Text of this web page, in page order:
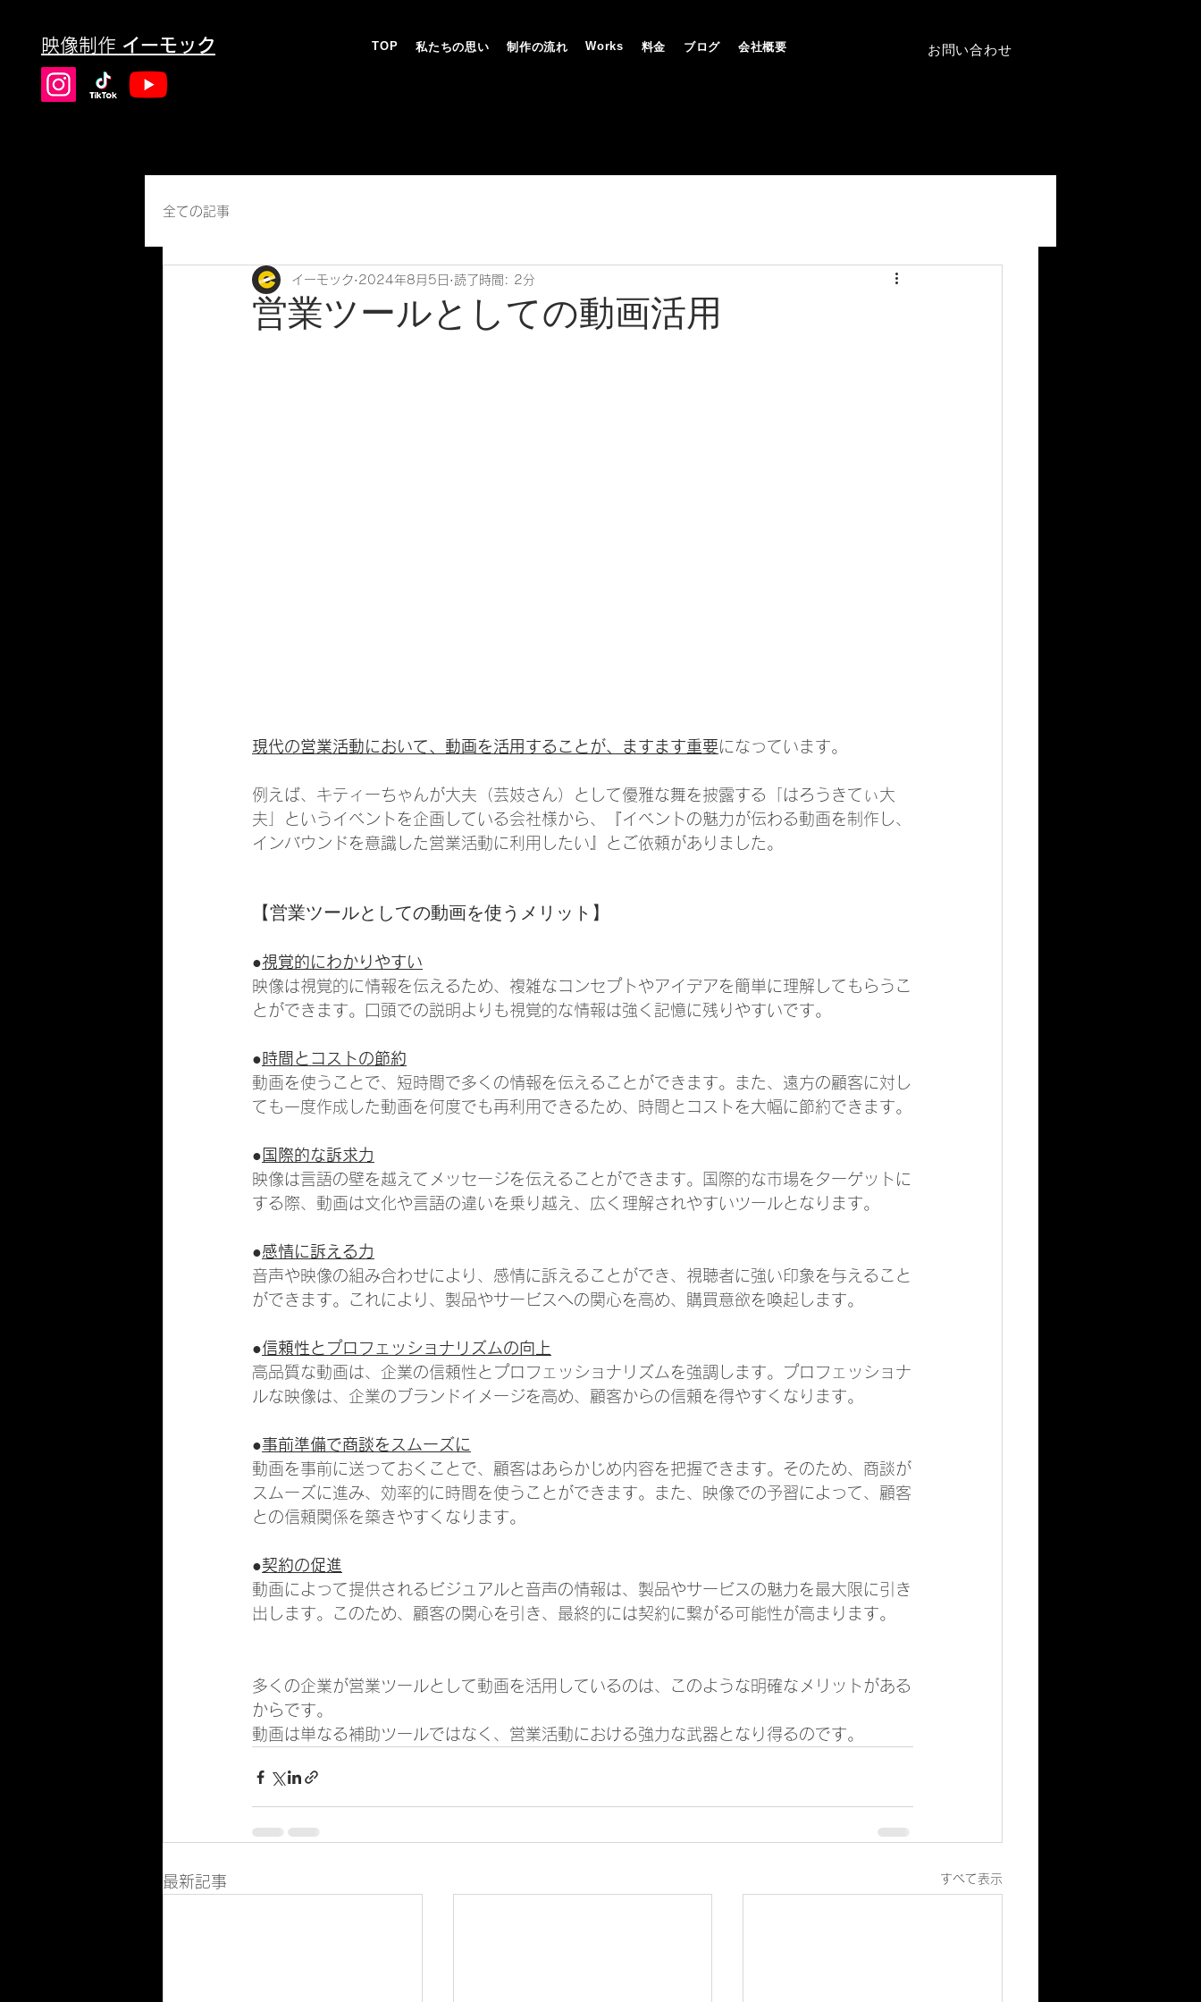
映像制作 イーモック TOP 私たちの思い 制作の流れ Works 料金 ブログ 会社概要 お問い合わせ
全ての記事
営業ツールとしての動画活用
イーモック 2024年8月5日 読了時間: 2分
現代の営業活動において、動画を活用することが、ますます重要になっています。
例えば、キティーちゃんが大夫（芸妓さん）として優雅な舞を披露する「はろうきてぃ大
夫」というイベントを企画している会社様から、『イベントの魅力が伝わる動画を制作し、
インバウンドを意識した営業活動に利用したい』とご依頼がありました。
【営業ツールとしての動画を使うメリット】
●視覚的にわかりやすい
映像は視覚的に情報を伝えるため、複雑なコンセプトやアイデアを簡単に理解してもらうこ
とができます。口頭での説明よりも視覚的な情報は強く記憶に残りやすいです。
●時間とコストの節約
動画を使うことで、短時間で多くの情報を伝えることができます。また、遠方の顧客に対し
ても一度作成した動画を何度でも再利用できるため、時間とコストを大幅に節約できます。
● 国際的な訴求力
映像は言語の壁を越えてメッセージを伝えることができます。国際的な市場をターゲットに
する際、動画は文化や言語の違いを乗り越え、広く理解されやすいツールとなります。
●感情に訴える力
音声や映像の組み合わせにより、感情に訴えることができ、視聴者に強い印象を与えること
ができます。これにより、製品やサービスへの関心を高め、購買意欲を喚起します。
●信頼性とプロフェッショナリズムの向上
高品質な動画は、企業の信頼性とプロフェッショナリズムを強調します。プロフェッショナ
ルな映像は、企業のブランドイメージを高め、顧客からの信頼を得やすくなります。
●事前準備で商談をスムーズに
動画を事前に送っておくことで、顧客はあらかじめ内容を把握できます。そのため、商談が
スムーズに進み、効率的に時間を使うことができます。また、映像での予習によって、顧客
との信頼関係を築きやすくなります。
●契約の促進
動画によって提供されるビジュアルと音声の情報は、製品やサービスの魅力を最大限に引き
出します。このため、顧客の関心を引き、最終的には契約に繋がる可能性が高まります。
多くの企業が営業ツールとして動画を活用しているのは、このような明確なメリットがある
からです。
動画は単なる補助ツールではなく、営業活動における強力な武器となり得るのです。
最新記事 すべて表示